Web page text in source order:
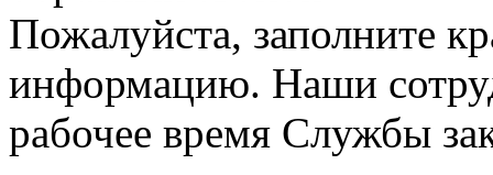
Пожалуйста, заполните
информацию. Наши
рабочее время Службы